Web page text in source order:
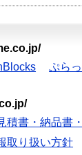
ぷら
積書・納品書
取り扱い方針